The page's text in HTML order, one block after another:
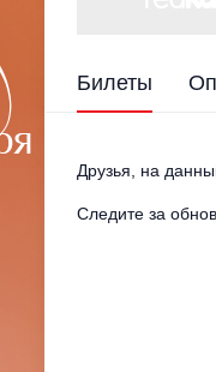
Билеты
Друзья, на
Следите за